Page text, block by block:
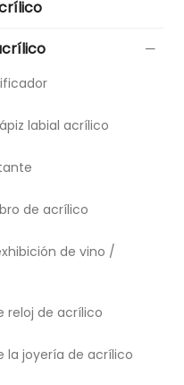
labial acrílico
de acrílico
de vino /
reloj de acrílico
la joyería de acrílico